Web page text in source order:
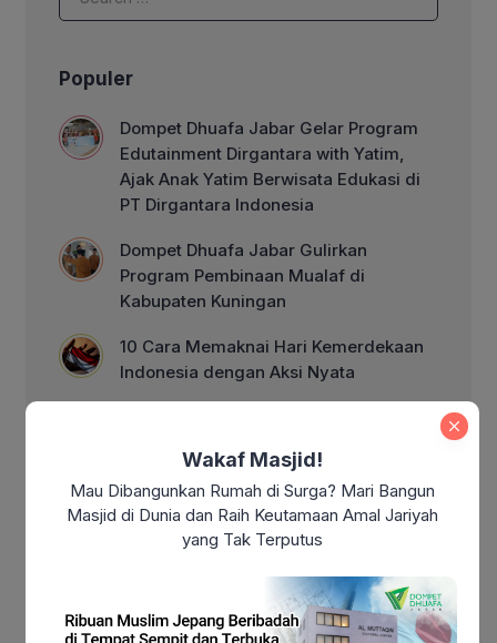
menggelar tabligh akbar dan pawai […]
Populer
Dompet Dhuafa Jabar Gelar Program
Edutainment Dirgantara with Yatim,
Ajak Anak Yatim Berwisata Edukasi di
PT Dirgantara Indonesia
Dompet Dhuafa Jabar Gulirkan
Program Pembinaan Mualaf di
Kabupaten Kuningan
10 Cara Memaknai Hari Kemerdekaan
Indonesia dengan Aksi Nyata
Modern: Sudahkah Kita Benar-Benar
Merdeka?
Makna Maulid Nabi Muhammad SAW:
Meneladani Akhlak Rasulullah dalam
Wakaf Masjid!
Mau Dibangunkan Rumah di Surga? Mari Bangun
Masjid di Dunia dan Raih Keutamaan Amal Jariyah
yang Tak Terputus